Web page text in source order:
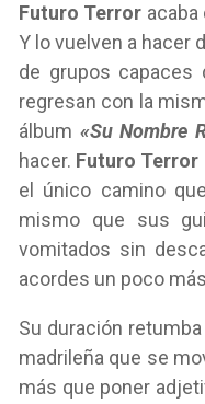
Futuro Terror
Y lo vuelven a hacer
de grupos
regresan con la
álbum «Su Nombre
hacer. Futuro Terror
el único camino
mismo que sus
vomitados sin
acordes un poco
Su duración
madrileña que se
más que poner